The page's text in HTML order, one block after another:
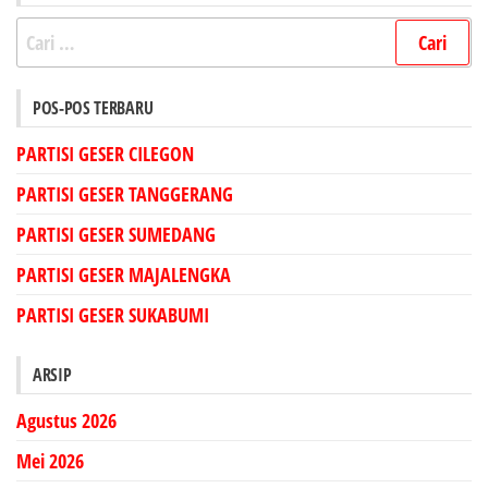
Cari
untuk:
POS-POS TERBARU
PARTISI GESER CILEGON
PARTISI GESER TANGGERANG
PARTISI GESER SUMEDANG
PARTISI GESER MAJALENGKA
PARTISI GESER SUKABUMI
ARSIP
Agustus 2026
Mei 2026